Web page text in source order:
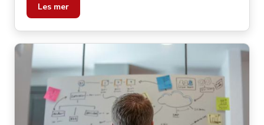
en leders karriere. 9 av 10 peker på overgangen til en
ny lederrolle.
Les mer